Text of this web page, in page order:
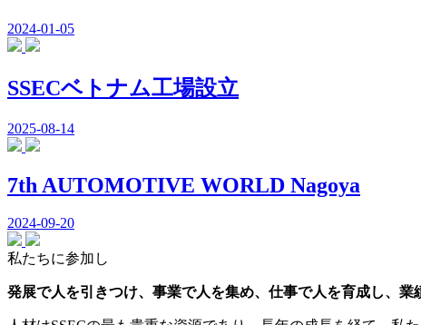
2024-01-05
SSECベトナム工場設立
2025-08-14
7th AUTOMOTIVE WORLD Nagoya
2024-09-20
私たちに参加し
発展で人を引きつけ、事業で人を集め、仕事で人を育成し、業